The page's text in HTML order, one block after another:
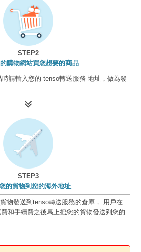
STEP2
購物網站買您想要的商品
請輸入您的 tenso轉送服務 地址，做為發
STEP3
的貨物到您的海外地址
物發送到tenso轉送服務的倉庫， 用戶在
和手續費之後馬上把您的貨物發送到您的